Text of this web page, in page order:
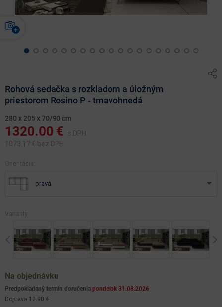
Rohová sedačka s rozkladom a úložným
priestorom Rosino P - tmavohnedá
280 x 205 x 70/90 cm
1320.00 €
s DPH
1073.17 € bez DPH
Orientácia:
pravá
Varianty:
Previous
Na objednávku
Predpokladaný termín doručenia pondelok 31.08.2026
Doprava 12.90 €